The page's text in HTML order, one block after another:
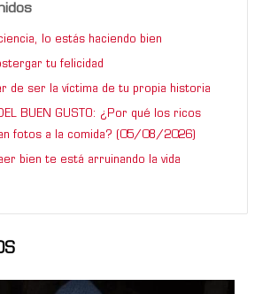
lo estás haciendo bien
tu felicidad
de ser la víctima de tu propia historia
BUEN GUSTO: ¿Por qué los ricos
fotos a la comida? (05/08/2026)
bien te está arruinando la vida